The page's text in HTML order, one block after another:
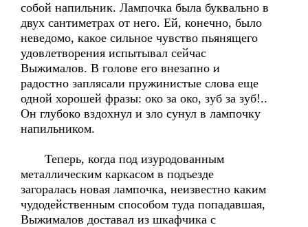
собой напильник. Лампочка была буквально в
двух сантиметрах от него. Ей, конечно, было
неведомо, какое сильное чувство пьянящего
удовлетворения испытывал сейчас
Выжималов. В голове его внезапно и
радостно заплясали пружинистые слова еще
одной хорошей фразы: око за око, зуб за зуб!..
Он глубоко вздохнул и зло сунул в лампочку
напильником.
Теперь, когда под изуродованным
металлическим каркасом в подъезде
загоралась новая лампочка, неизвестно каким
чудодейственным способом туда попадавшая,
Выжималов доставал из шкафчика с